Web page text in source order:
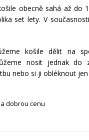
obecně sahá až do
set lety. V
košile dělit na
nosit jednak
nebo si ji obléknout
dobrou cenu